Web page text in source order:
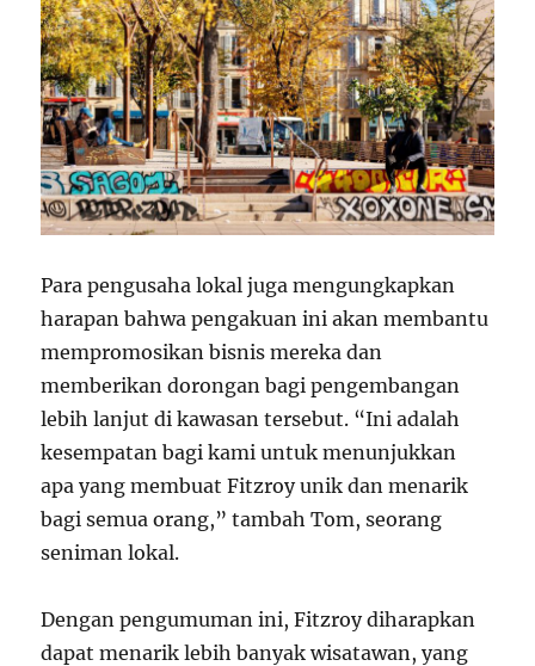
Para pengusaha lokal juga mengungkapkan
harapan bahwa pengakuan ini akan membantu
mempromosikan bisnis mereka dan
memberikan dorongan bagi pengembangan
lebih lanjut di kawasan tersebut. “Ini adalah
kesempatan bagi kami untuk menunjukkan
apa yang membuat Fitzroy unik dan menarik
bagi semua orang,” tambah Tom, seorang
seniman lokal.
Dengan pengumuman ini, Fitzroy diharapkan
dapat menarik lebih banyak wisatawan, yang